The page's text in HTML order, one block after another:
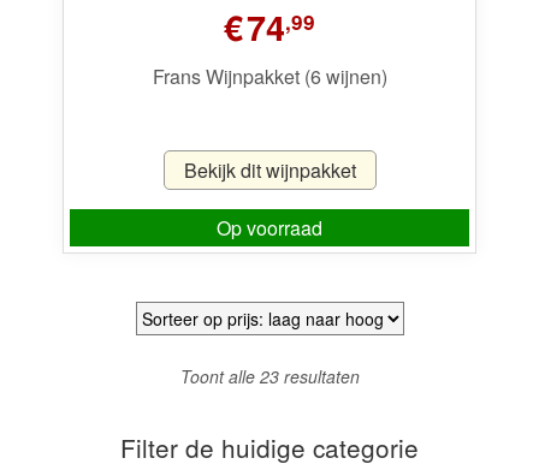
€74,99
Frans Wijnpakket (6 wijnen)
Bekijk dit wijnpakket
Op voorraad
Toont alle 23 resultatenGesorteerd
laag
Filter de huidige categorie